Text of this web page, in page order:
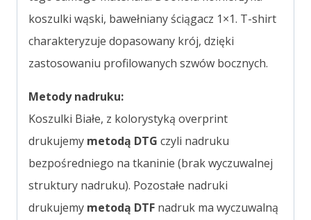
koszulki wąski, bawełniany ściągacz 1×1. T-shirt
charakteryzuje dopasowany krój, dzięki
zastosowaniu profilowanych szwów bocznych.
Metody nadruku:
Koszulki Białe, z kolorystyką overprint
drukujemy metodą DTG czyli nadruku
bezpośredniego na tkaninie (brak wyczuwalnej
struktury nadruku). Pozostałe nadruki
drukujemy metodą DTF nadruk ma wyczuwalną